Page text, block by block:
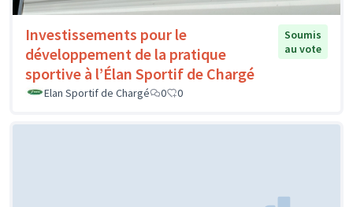
Investissements pour le
développement de la pratique
sportive à l’Élan Sportif de Chargé
Soumis
au vote
Elan Sportif de Chargé 0 0